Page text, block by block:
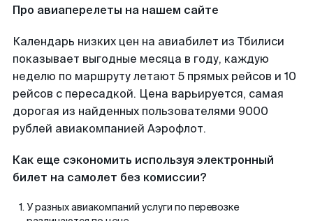
Про авиаперелеты на нашем сайте
Календарь низких цен на авиабилет из Тбилиси
показывает выгодные месяца в году, каждую
неделю по маршруту летают 5 прямых рейсов и 10
рейсов с пересадкой. Цена варьируется, самая
дорогая из найденных пользователями 9000
рублей авиакомпанией Аэрофлот.
Как еще сэкономить используя электронный
билет на самолет без комиссии?
У разных авиакомпаний услуги по перевозке